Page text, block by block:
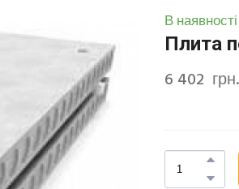
В наявності
Плита
6 402  грн.